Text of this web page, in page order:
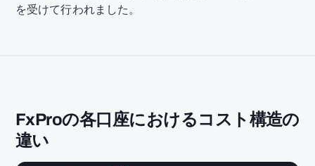
を受けて行われました。
FxProの各口座におけるコスト構造の
違い